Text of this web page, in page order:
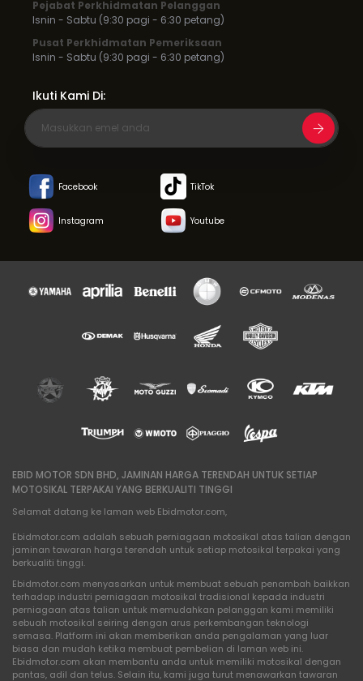
Pejabat Perkhidmatan Pelanggan
Isnin - Sabtu (9:30 pagi - 6:30 petang)
Pusat Perkhidmatan Pemeriksaan
Isnin - Sabtu (9:30 pagi - 6:30 petang)
Ikuti Kami Di:
Facebook TikTok
Instagram Youtube
EBID MOTOR SDN BHD, JAMINAN HARGA TERENDAH UNTUK SETIAP
MOTOSIKAL TERPAKAI YANG BERKUALITI TINGGI
Selamat datang ke laman web Ebidmotor.com,
Ebidmotor.com adalah sebuah perniagaan motosikal atas talian dengan
jaminan tawaran harga terendah untuk setiap motosikal terpakai yang
berkualiti tinggi.
Ebidmotor.com menyasarkan untuk membuat sebuah penambah baikkan
terhadap industri perniagaan motosikal tradisional kepada industri
perniagaan atas talian untuk memudahkan pelanggan kami memiliki
sebuah motosikal seiring dengan arus perkembangan teknologi
semasa. Platform ini akan memberikan anda pengalaman yang luar
biasa dan mudah ketika membuat pembelian di laman web ini.
Ebidmotor.com akan membantu anda untuk memiliki motosikal dengan
pantas, adil dan telus. Selain itu, kami juga turut menawarkan tawaran